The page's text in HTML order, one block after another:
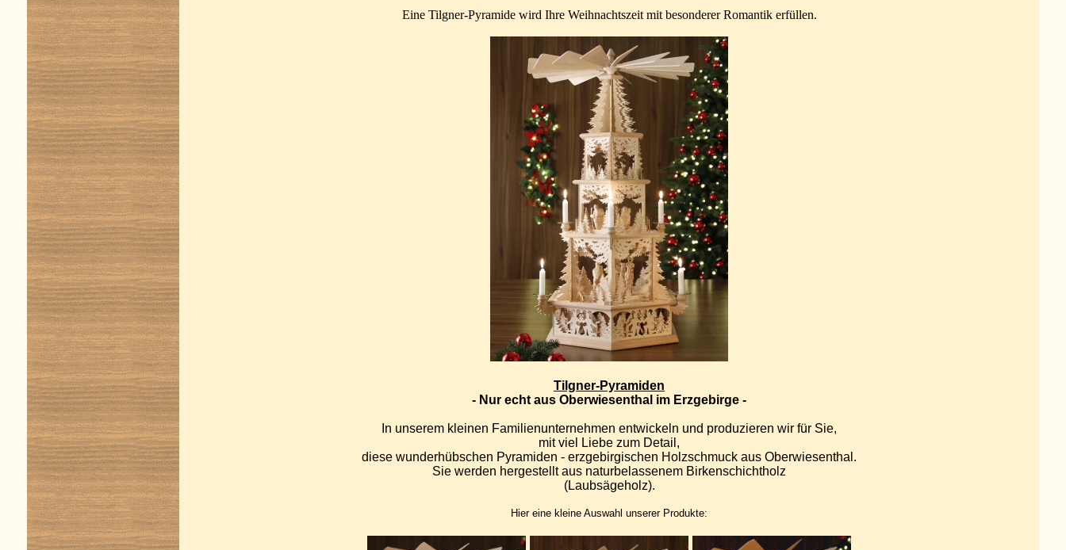
Eine Tilgner-Pyramide wird Ihre Weihnachtszeit mit besonderer Romantik erfüllen.
Tilgner-Pyramiden
- Nur echt aus Oberwiesenthal im Erzgebirge -
In unserem kleinen Familienunternehmen entwickeln und produzieren wir für Sie,
mit viel Liebe zum Detail,
diese wunderhübschen Pyramiden - erzgebirgischen Holzschmuck aus Oberwiesenthal.
Sie werden hergestellt aus naturbelassenem Birkenschichtholz
(Laubsägeholz).
Hier eine kleine Auswahl unserer Produkte: